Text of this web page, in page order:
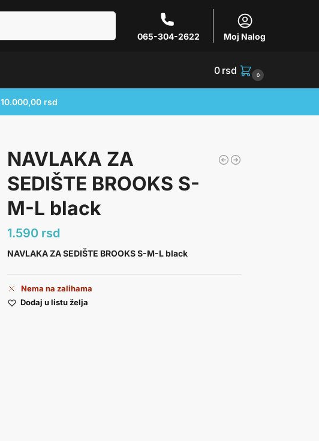
065-304-2622 Moj Nalog
0 rsd 0
10.000,00 rsd
NAVLAKA ZA
SEDIŠTE BROOKS S-
M-L black
1.590 rsd
NAVLAKA ZA SEDIŠTE BROOKS S-M-L black
Nema na zalihama
Dodaj u listu želja